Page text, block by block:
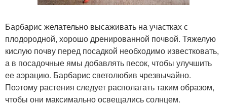
Барбарис желательно высаживать на участках с
плодородной, хорошо дренированной почвой. Тяжелую
кислую почву перед посадкой необходимо известковать,
а в посадочные ямы добавлять песок, чтобы улучшить
ее аэрацию. Барбарис светолюбив чрезвычайно.
Поэтому растения следует располагать таким образом,
чтобы они максимально освещались солнцем.